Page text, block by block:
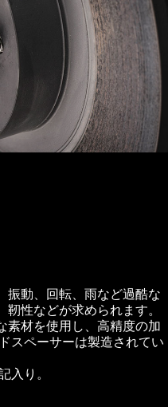
振動、回転、雨など過酷な
性などが求められます。
素材を使用し、高精度の加
スペーサーは製造されてい
入り。